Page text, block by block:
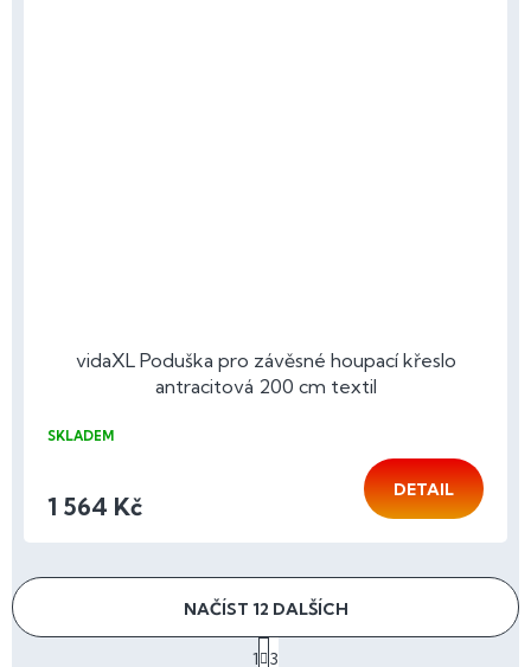
vidaXL Poduška pro závěsné houpací křeslo
antracitová 200 cm textil
SKLADEM
1 564 Kč
DETAIL
NAČÍST 12 DALŠÍCH
S
1
3